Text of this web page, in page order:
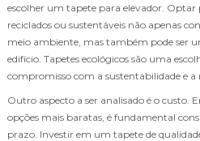
escolher um tapete para elevador. Optar
reciclados ou sustentáveis não apenas
meio ambiente, mas também pode ser
edifício. Tapetes ecológicos são uma
compromisso com a sustentabilidade e a
Outro aspecto a ser analisado é o custo.
opções mais baratas, é fundamental
prazo. Investir em um tapete de